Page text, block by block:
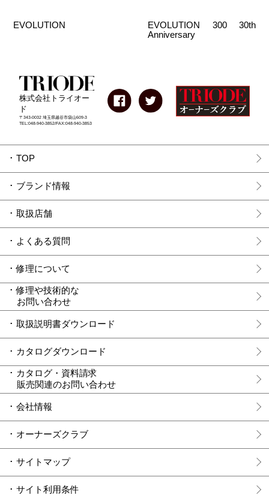
EVOLUTION
EVOLUTION 300 30th
Anniversary
株式会社トライオー
ド
〒343-0032 埼玉県越谷市袋山609-3
TEL:048-940-3852/FAX:048-940-3853
TOP
ブランド情報
取扱店舗
よくある質問
修理について
修理や技術的な
お問い合わせ
取扱説明書ダウンロード
カタログダウンロード
カタログ・資料請求
販売関連のお問い合わせ
会社情報
オーナーズクラブ
サイトマップ
サイト利用条件